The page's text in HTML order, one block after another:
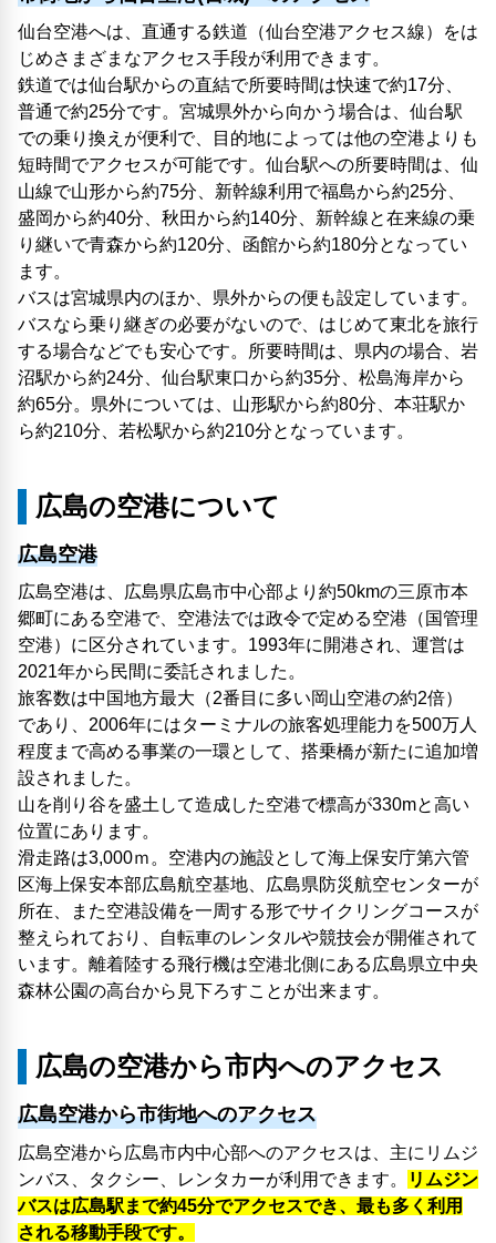
仙台空港へは、直通する鉄道（仙台空港アクセス線）をは
じめさまざまなアクセス手段が利用できます。
鉄道では仙台駅からの直結で所要時間は快速で約17分、
普通で約25分です。宮城県外から向かう場合は、仙台駅
での乗り換えが便利で、目的地によっては他の空港よりも
短時間でアクセスが可能です。仙台駅への所要時間は、仙
山線で山形から約75分、新幹線利用で福島から約25分、
盛岡から約40分、秋田から約140分、新幹線と在来線の乗
り継いで青森から約120分、函館から約180分となってい
ます。
バスは宮城県内のほか、県外からの便も設定しています。
バスなら乗り継ぎの必要がないので、はじめて東北を旅行
する場合などでも安心です。所要時間は、県内の場合、岩
沼駅から約24分、仙台駅東口から約35分、松島海岸から
約65分。県外については、山形駅から約80分、本荘駅か
ら約210分、若松駅から約210分となっています。
広島の空港について
広島空港
広島空港は、広島県広島市中心部より約50kmの三原市本
郷町にある空港で、空港法では政令で定める空港（国管理
空港）に区分されています。1993年に開港され、運営は
2021年から民間に委託されました。
旅客数は中国地方最大（2番目に多い岡山空港の約2倍）
であり、2006年にはターミナルの旅客処理能力を500万人
程度まで高める事業の一環として、搭乗橋が新たに追加増
設されました。
山を削り谷を盛土して造成した空港で標高が330mと高い
位置にあります。
滑走路は3,000ｍ。空港内の施設として海上保安庁第六管
区海上保安本部広島航空基地、広島県防災航空センターが
所在、また空港設備を一周する形でサイクリングコースが
整えられており、自転車のレンタルや競技会が開催されて
います。離着陸する飛行機は空港北側にある広島県立中央
森林公園の高台から見下ろすことが出来ます。
広島の空港から市内へのアクセス
広島空港から市街地へのアクセス
広島空港から広島市内中心部へのアクセスは、主にリムジ
ンバス、タクシー、レンタカーが利用できます。
リムジン
バスは広島駅まで約45分でアクセスでき、最も多く利用
される移動手段です。